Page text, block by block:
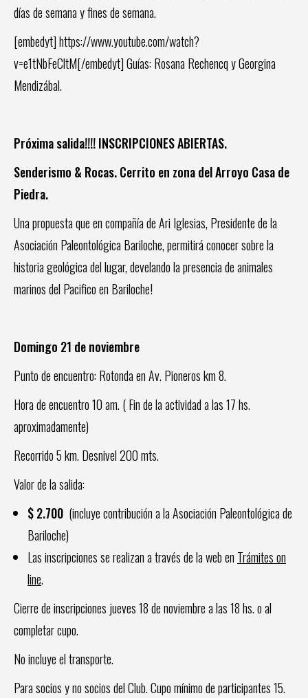
días de semana y fines de semana.
[embedyt] https://www.youtube.com/watch?
v=e1tNbFeCltM[/embedyt] Guías: Rosana Rechencq y Georgina
Mendizábal.
Próxima salida!!!! INSCRIPCIONES ABIERTAS.
Senderismo & Rocas. Cerrito en zona del Arroyo Casa de
Piedra.
Una propuesta que en compañía de Ari Iglesias, Presidente de la
Asociación Paleontológica Bariloche, permitirá conocer sobre la
historia geológica del lugar, develando la presencia de animales
marinos del Pacifico en Bariloche!
Domingo 21 de noviembre
Punto de encuentro: Rotonda en Av. Pioneros km 8.
Hora de encuentro 10 am. ( Fin de la actividad a las 17 hs.
aproximadamente)
Recorrido 5 km. Desnivel 200 mts.
Valor de la salida:
$ 2.700 (incluye contribución a la Asociación Paleontológica de
Bariloche)
Las inscripciones se realizan a través de la web en Trámites on
line.
Cierre de inscripciones jueves 18 de noviembre a las 18 hs. o al
completar cupo.
No incluye el transporte.
Para socios y no socios del Club. Cupo mínimo de participantes 15.